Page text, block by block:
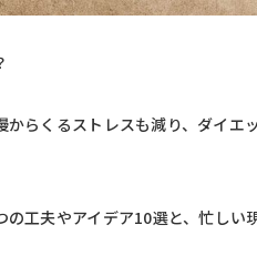
らくるストレスも減り、ダイエ
工夫やアイデア10選と、忙しい